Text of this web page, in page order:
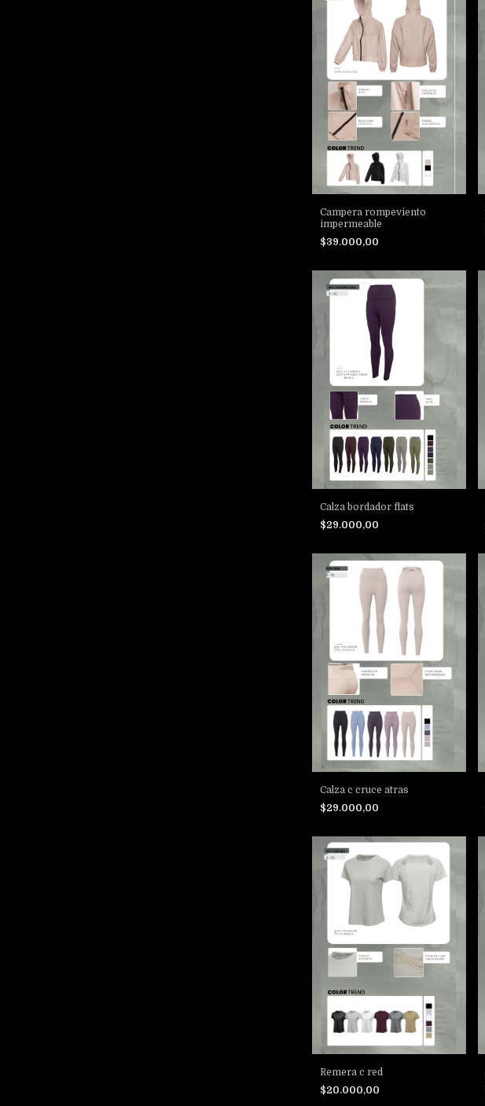
Campera rompeviento
impermeable
$39.000,00
Calza bordador flats
$29.000,00
Calza c cruce atras
$29.000,00
Remera c red
$20.000,00